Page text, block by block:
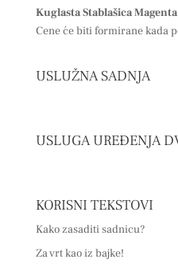
Kuglasta Stablašica Magenta
Cene će biti formirane kada
USLUŽNA SADNJA
USLUGA UREĐENJA
KORISNI TEKSTOVI
Kako zasaditi sadnicu?
Za vrt kao iz bajke!